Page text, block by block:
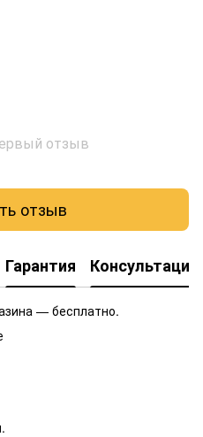
отзыв
отзыв
Гарантия Консультация
— бесплатно.